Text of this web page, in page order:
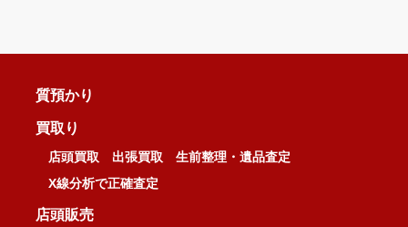
質預かり
買取り
店頭買取 出張買取
生前整理・遺品査定
X線分析で正確査定
店頭販売